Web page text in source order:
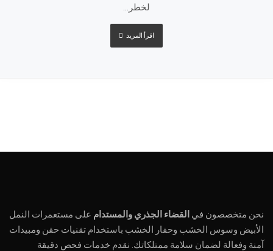
لخطر...
اقرأ المزيد
نحن متخصصون في القضاء الجذري والمستدام على مستعمرات النمل
الأبيض وسوس الخشب وحفار الخشب باستخدام تقنيات حقن ومبيدات
آمنة وفعالة لضمان سلامة ممتلكاتك. نقدم خدمات فحص دقيقة